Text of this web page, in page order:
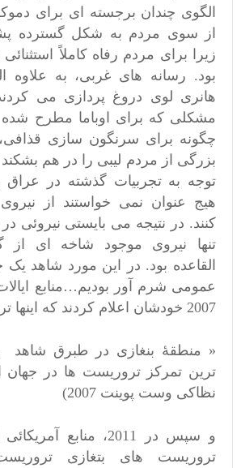
الگوی چندان برجسته ای برای
از سوی مردم به شکل گسترده
زیرا برای مردم رفاه کاملاً
بود. رسانه های غربی، به علاوه
هانری لوی دروغ پردازی می
مشکلی که برای اوباما مطرح شده
چگونه برای سرنگون سازی
بزرگی از مردم لیبی را در هم بشکند
توجه به تجربیات گذشته در عراق
هیج عنوان نمی خواستند از
کنند. در نتیجه می بایستی نیروئی
تنها نیروی موجود شاخه ای از
القاعده بود. در این مورد شاهد
عمومی شرم آور بودیم…منابع
2007 خودشان اعلام کردند که اینها تروریست هستند :
« منطقۀ بنغازی در طبرق شاهد
ترین تمرکز تروریست ها در
نظاکی وست پوینت 2007)
و سپس در 2011، منابع
تروریست های بتغازی